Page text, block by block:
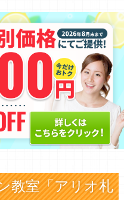
教室「アリオ札